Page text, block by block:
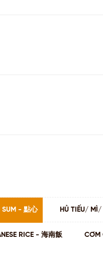
SUM - 點心 HỦ TIẾU/
RICE - 海南飯 CƠM